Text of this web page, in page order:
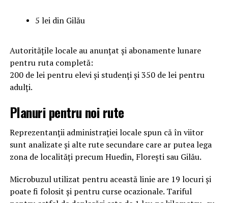
5 lei din Gilău
Autoritățile locale au anunțat și abonamente lunare
pentru ruta completă:
200 de lei pentru elevi și studenți și 350 de lei pentru
adulți.
Planuri pentru noi rute
Reprezentanții administrației locale spun că în viitor
sunt analizate și alte rute secundare care ar putea lega
zona de localități precumHuedin, Florești sau Gilău.
Microbuzul utilizat pentru această linie are 19 locuri și
poate fi folosit și pentru curse ocazionale. Tariful